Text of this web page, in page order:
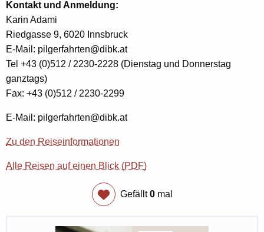
Kontakt und Anmeldung:
Karin Adami
Riedgasse 9, 6020 Innsbruck
E-Mail: pilgerfahrten@dibk.at
Tel +43 (0)512 / 2230-2228 (Dienstag und Donnerstag
ganztags)
Fax: +43 (0)512 / 2230-2299
E-Mail: pilgerfahrten@dibk.at
Zu den Reiseinformationen
Alle Reisen auf einen Blick (PDF)
Gefällt0mal